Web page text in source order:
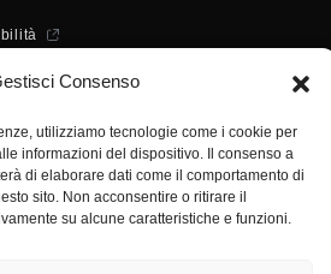
Consenso
utilizziamo tecnologie come i cookie per
informazioni del dispositivo. Il consenso a
di elaborare dati come il comportamento di
sito. Non acconsentire o ritirare il
su alcune caratteristiche e funzioni.